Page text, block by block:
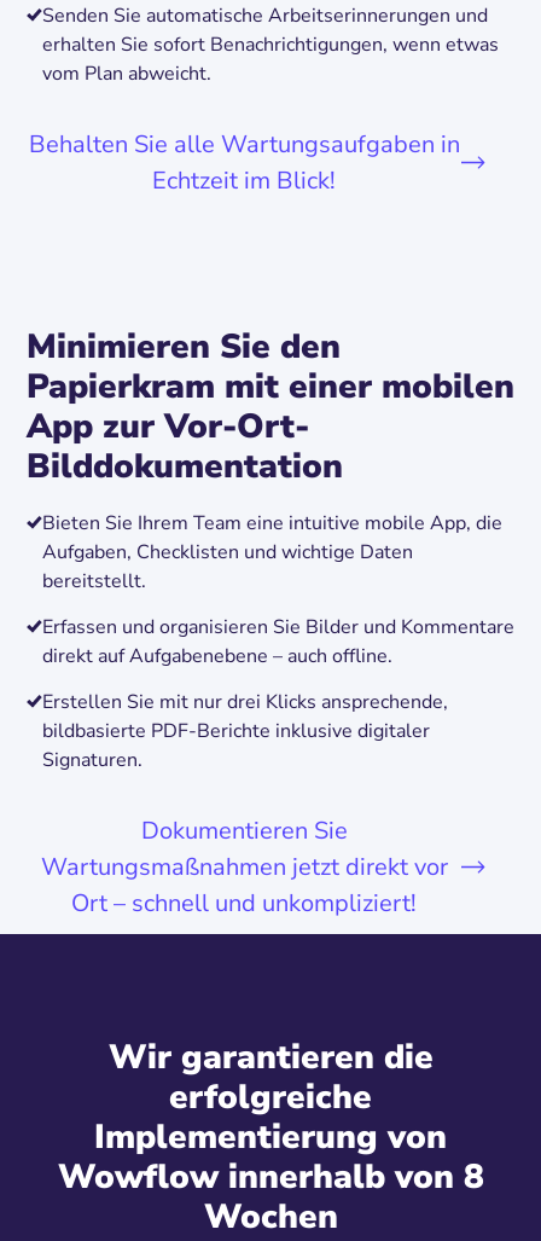
Senden Sie automatische Arbeitserinnerungen und
erhalten Sie sofort Benachrichtigungen, wenn etwas
vom Plan abweicht.
Behalten Sie alle Wartungsaufgaben in
Echtzeit im Blick!
Minimieren Sie den
Papierkram mit einer mobilen
App zur Vor-Ort-
Bilddokumentation
Bieten Sie Ihrem Team eine intuitive mobile App, die
Aufgaben, Checklisten und wichtige Daten
bereitstellt.
Erfassen und organisieren Sie Bilder und Kommentare
direkt auf Aufgabenebene – auch offline.
Erstellen Sie mit nur drei Klicks ansprechende,
bildbasierte PDF-Berichte inklusive digitaler
Signaturen.
Dokumentieren Sie
Wartungsmaßnahmen jetzt direkt vor
Ort – schnell und unkompliziert!
Wir garantieren die
erfolgreiche
Implementierung von
Wowflow innerhalb von 8
Wochen